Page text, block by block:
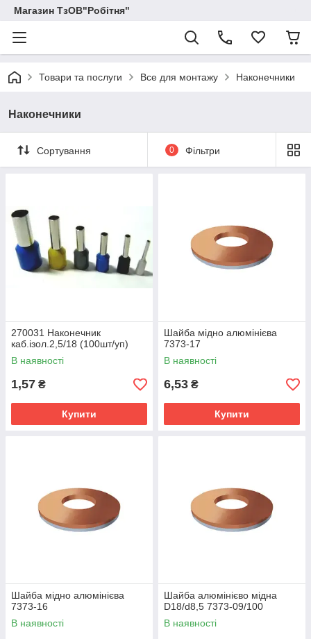
Магазин ТзОВ"Робітня"
Товари та послуги Все для монтажу Наконечники
Наконечники
Сортування 0 Фільтри
270031 Наконечник
каб.ізол.2,5/18 (100шт/уп)
В наявності
1,57 ₴
Купити
Шайба мідно алюмінієва
7373-17
В наявності
6,53 ₴
Купити
Шайба мідно алюмінієва
7373-16
В наявності
Шайба алюмінієво мідна
D18/d8,5 7373-09/100
В наявності